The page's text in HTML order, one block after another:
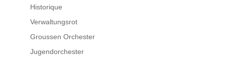
Historique
Verwaltungsrot
Groussen Orchester
Jugendorchester